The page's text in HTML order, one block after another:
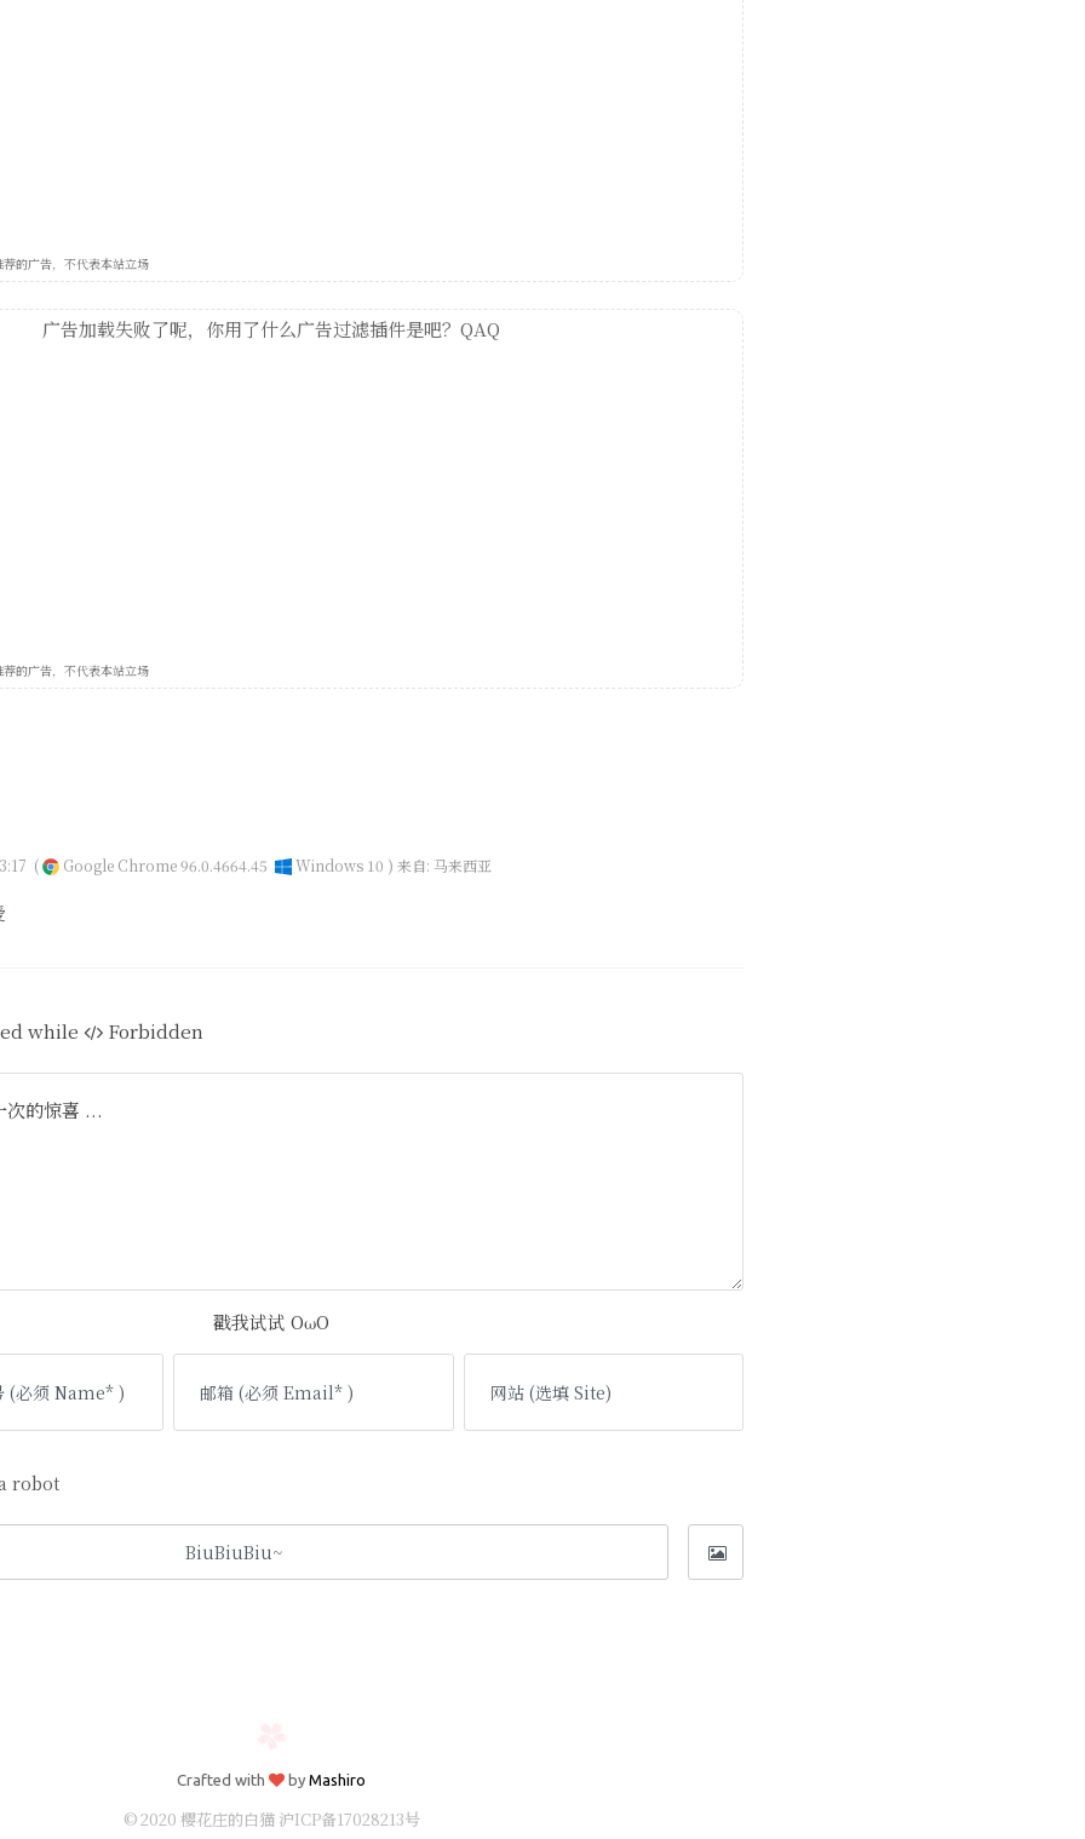
的广告，不代表本站立场
广告加载失败了呢，你用了什么广告过滤插件是吧？QAQ
的广告，不代表本站立场
( Google Chrome 96.0.4664.45 Windows 10 ) 来自: 马来西亚
while Forbidden
次的惊喜 ...
戳我试试 OωO
robot
Crafted with by Mashiro
© 2020 樱花庄的白猫 沪ICP备17028213号